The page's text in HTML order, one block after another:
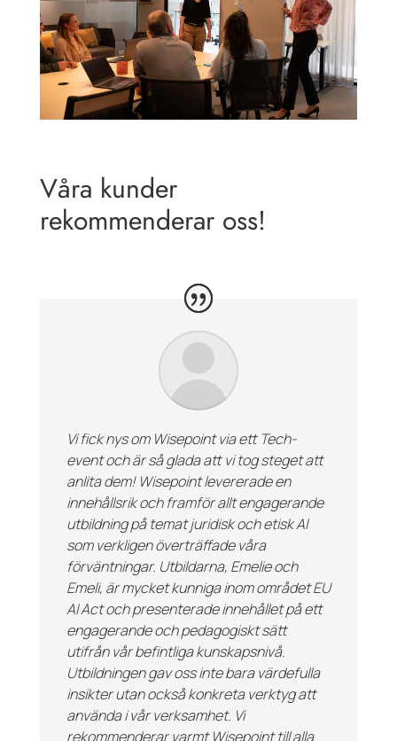
Våra kunder
rekommenderar oss!
Vi fick nys om Wisepointvia ett Tech-
event och är så glada att vi tog steget att
anlita dem! Wisepointlevererade en
innehållsrik och framför allt engagerande
utbildning på temat juridisk och etisk AI
som verkligen överträffade våra
förväntningar. Utbildarna, Emelie och
Emeli, är mycket kunniga inom området EU
AIActoch presenterade innehållet på ett
engagerande och pedagogiskt sätt
utifrån vår befintliga kunskapsnivå.
Utbildningen gav oss inte bara värdefulla
insikter utan också konkreta verktyg att
använda i vår verksamhet. Vi
rekommenderar varmtWisepointtill alla